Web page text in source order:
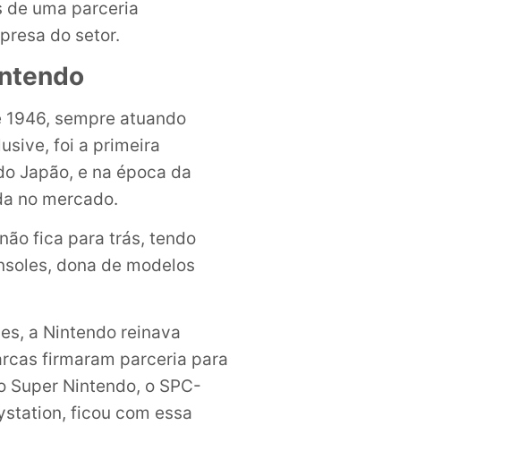
de uma parceria
do setor.
sempre atuando
foi a primeira
Japão, e na época da
no mercado.
fica para trás, tendo
dona de modelos
a Nintendo reinava
firmaram parceria para
Super Nintendo, o SPC-
ficou com essa